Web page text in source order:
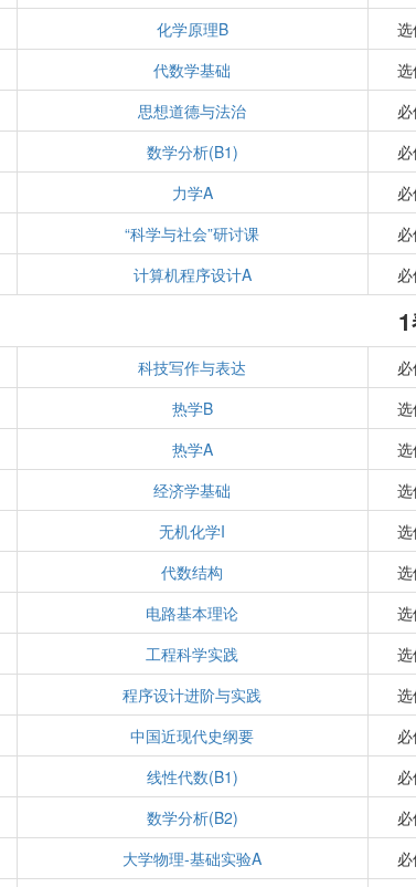
化学原理B
代数学基础
思想道德与法治
数学分析(B1)
力学A
“科学与社会”研讨课
计算机程序设计A
科技写作与表达
热学B
热学A
经济学基础
无机化学I
代数结构
电路基本理论
工程科学实践
程序设计进阶与实践
中国近现代史纲要
线性代数(B1)
数学分析(B2)
大学物理-基础实验A